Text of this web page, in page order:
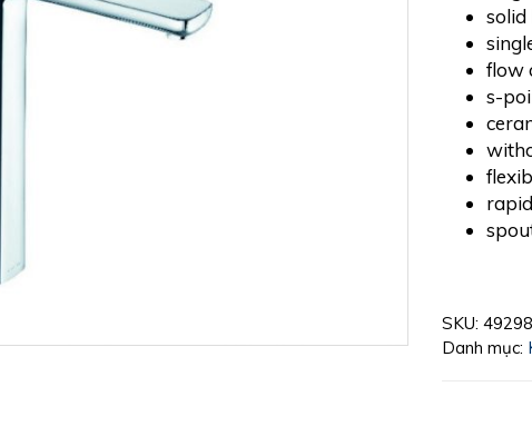
solid
flow
s-
SKU:
Danh mục: